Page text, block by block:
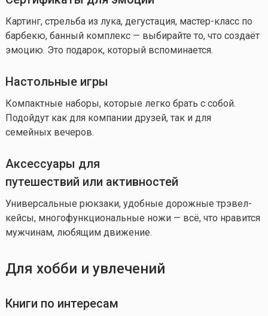
Картинг, стрельба из лука, дегустация, мастер-класс по
барбекю, банный комплекс — выбирайте то, что создаёт
эмоцию. Это подарок, который вспоминается.
Настольные игры
Компактные наборы, которые легко брать с собой.
Подойдут как для компании друзей, так и для
семейных вечеров.
Аксессуары для
путешествий или активностей
Универсальные рюкзаки, удобные дорожные трэвел-
кейсы, многофункциональные ножи — всё, что нравится
мужчинам, любящим движение.
Для хобби и увлечений
Книги по интересам